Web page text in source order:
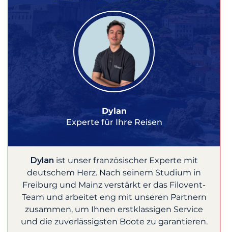
Dylan
Experte für Ihre Reisen
Dylan ist unser französischer Experte mit
deutschem Herz. Nach seinem Studium in
Freiburg und Mainz verstärkt er das Filovent-
Team und arbeitet eng mit unseren Partnern
zusammen, um Ihnen erstklassigen Service
und die zuverlässigsten Boote zu garantieren.